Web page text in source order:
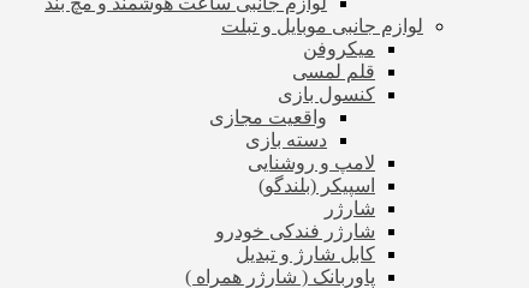
لوازم جانبی موبایل و تبلت
میکروفن
قلم لمسی
کنسول بازی
واقعیت مجازی
دسته بازی
لامپ و روشنایی
اسپیکر (بلندگو)
شارژر
شارژر فندکی خودرو
کابل شارژ و تبدیل
پاوربانک ( شارژر همراه )